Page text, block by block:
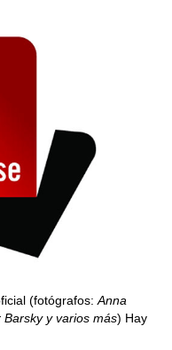
(fotógrafos: Anna
y varios más) Hay